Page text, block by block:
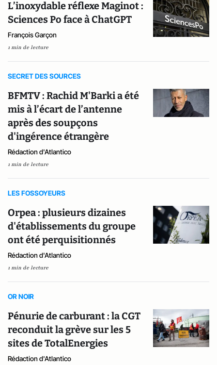
L’inoxydable réflexe Maginot :
Sciences Po face à ChatGPT
François Garçon
1 min de lecture
SECRET DES SOURCES
BFMTV : Rachid M'Barki a été
mis à l’écart de l’antenne
après des soupçons
d'ingérence étrangère
Rédaction d'Atlantico
1 min de lecture
LES FOSSOYEURS
Orpea : plusieurs dizaines
d'établissements du groupe
ont été perquisitionnés
Rédaction d'Atlantico
1 min de lecture
OR NOIR
Pénurie de carburant : la CGT
reconduit la grève sur les 5
sites de TotalEnergies
Rédaction d'Atlantico